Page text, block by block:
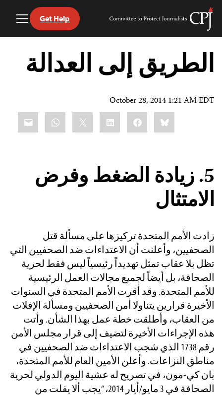
Skip
content
Committee
Journalists
Get Help
الطريق إلى العدالة
October 28, 2014 1:21 AM EDT
Bluesky
Facebook
LinkedIn
5. زيادة الضغط وفرض
الامتثال
زادت الأمم المتحدة تركيزها على مسألة قتل
الصحفيين، وأعلنت أن الاعتداءات ضد الصحفيين التي
تظل بلا عقاب تمثل تهديداً رئيسياً ليس فقط لحرية
الصحافة، بل أيضاً لجميع مجالات العمل الرئيسية
للأمم المتحدة. وقد أقرت الأمم المتحدة في السنوات
الأخيرة قرارين يتناولا أمن الصحفيين ومسألة الإفلات
من العقاب، وأطلقت خطة عمل بهذا الشأن. وأتت
هذه الإجراءات الأخيرة لتضيف إلى قرار مجلس الأمن
رقم 1738 الذي شجب الاعتداءات ضد الصحفيين في
مناطق النزاعات. وأعلن الأمين العام للأمم المتحدة،
بان كي-مون، في تصريح له عشية اليوم الدولي لحرية
الصحافة في 3 مايو/أيار 2014، “يجب ألا يفلت من